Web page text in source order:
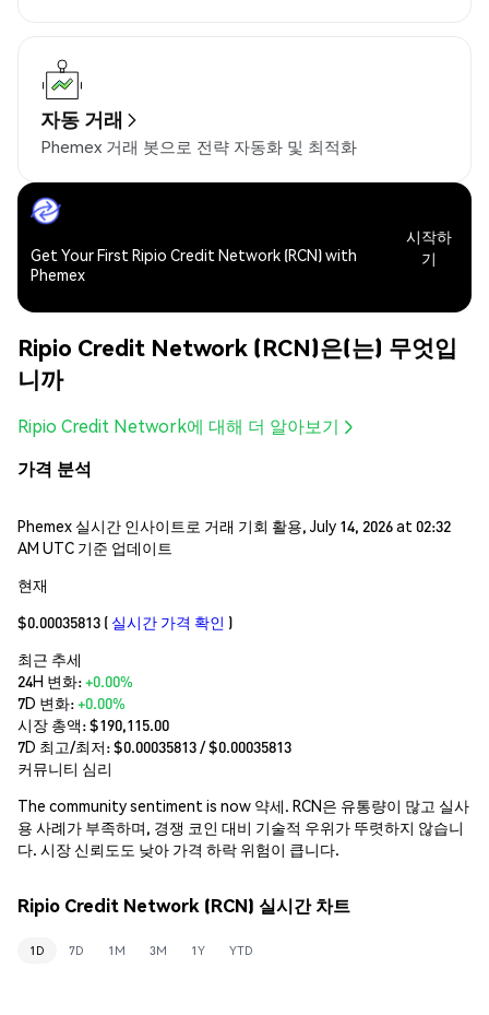
자동 거래
Phemex 거래 봇으로 전략 자동화 및 최적화
Get Your First Ripio Credit Network (RCN) with
Phemex
시작하
기
Ripio Credit Network (RCN)은(는) 무엇입
니까
Ripio Credit Network에 대해 더 알아보기
가격 분석
Phemex 실시간 인사이트로 거래 기회 활용, July 14, 2026 at 02:32
AM UTC 기준 업데이트
현재
$0.00035813 ( 실시간 가격 확인 )
최근 추세
24H 변화:+0.00%
7D 변화:+0.00%
시장 총액:$190,115.00
7D 최고/최저: $0.00035813/ $0.00035813
커뮤니티 심리
The community sentiment is now 약세. RCN은 유통량이 많고 실사
용 사례가 부족하며, 경쟁 코인 대비 기술적 우위가 뚜렷하지 않습니
다. 시장 신뢰도도 낮아 가격 하락 위험이 큽니다.
Ripio Credit Network (RCN) 실시간 차트
1D 7D 1M 3M 1Y YTD